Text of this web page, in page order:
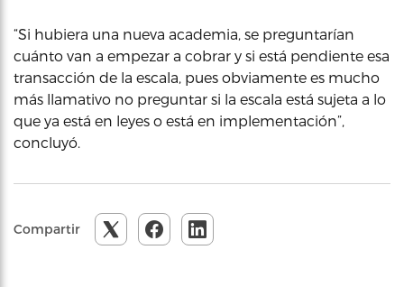
“Si hubiera una nueva academia, se preguntarían
cuánto van a empezar a cobrar y si está pendiente esa
transacción de la escala, pues obviamente es mucho
más llamativo no preguntar si la escala está sujeta a lo
que ya está en leyes o está en implementación”,
concluyó.
Compartir